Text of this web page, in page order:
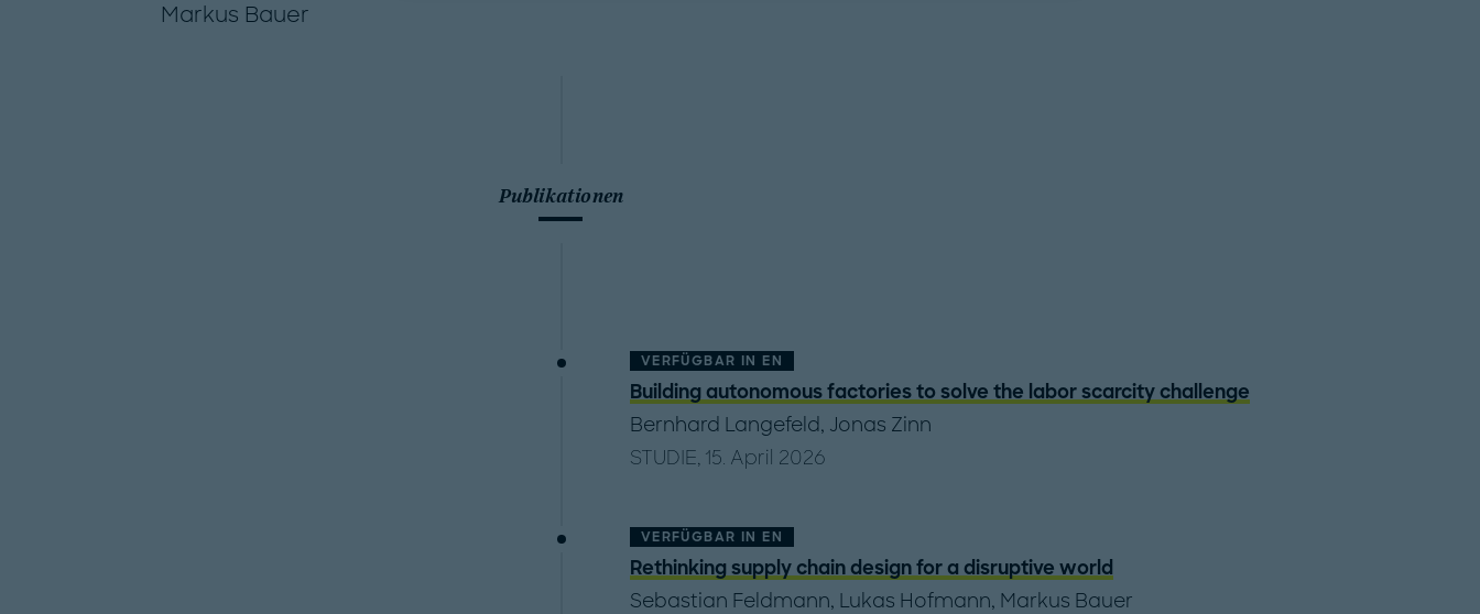
Markus Bauer
Publikationen
VERFÜGBAR IN EN
Building autonomous factories to solve the labor scarcity challenge
Bernhard Langefeld, Jonas Zinn
STUDIE, 15. April 2026
VERFÜGBAR IN EN
Rethinking supply chain design for a disruptive world
Sebastian Feldmann, Lukas Hofmann, Markus Bauer